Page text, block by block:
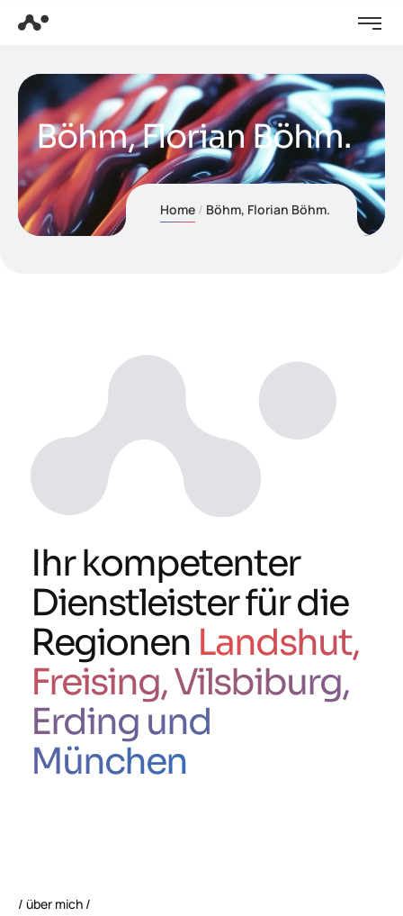
Böhm, Florian Böhm.
Home Böhm, Florian Böhm.
Ihr kompetenter
Dienstleister für die
Regionen Landshut,
Freising, Vilsbiburg,
Erding und
München
über mich